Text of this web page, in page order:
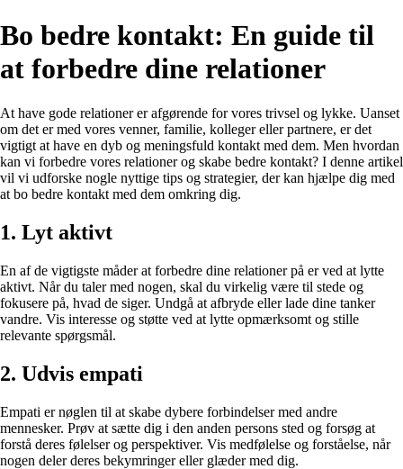
Bo bedre kontakt: En guide til
at forbedre dine relationer
At have gode relationer er afgørende for vores trivsel og lykke. Uanset
om det er med vores venner, familie, kolleger eller partnere, er det
vigtigt at have en dyb og meningsfuld kontakt med dem. Men hvordan
kan vi forbedre vores relationer og skabe bedre kontakt? I denne artikel
vil vi udforske nogle nyttige tips og strategier, der kan hjælpe dig med
at bo bedre kontakt med dem omkring dig.
1. Lyt aktivt
En af de vigtigste måder at forbedre dine relationer på er ved at lytte
aktivt. Når du taler med nogen, skal du virkelig være til stede og
fokusere på, hvad de siger. Undgå at afbryde eller lade dine tanker
vandre. Vis interesse og støtte ved at lytte opmærksomt og stille
relevante spørgsmål.
2. Udvis empati
Empati er nøglen til at skabe dybere forbindelser med andre
mennesker. Prøv at sætte dig i den anden persons sted og forsøg at
forstå deres følelser og perspektiver. Vis medfølelse og forståelse, når
nogen deler deres bekymringer eller glæder med dig.